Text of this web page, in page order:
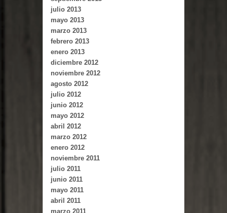
julio 2013
mayo 2013
marzo 2013
febrero 2013
enero 2013
diciembre 2012
noviembre 2012
agosto 2012
julio 2012
junio 2012
mayo 2012
abril 2012
marzo 2012
enero 2012
noviembre 2011
julio 2011
junio 2011
mayo 2011
abril 2011
marzo 2011